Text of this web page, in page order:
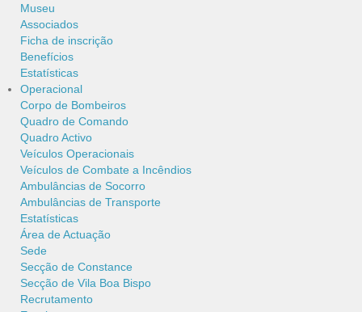
Museu
Associados
Ficha de inscrição
Benefícios
Estatísticas
Operacional
Corpo de Bombeiros
Quadro de Comando
Quadro Activo
Veículos Operacionais
Veículos de Combate a Incêndios
Ambulâncias de Socorro
Ambulâncias de Transporte
Estatísticas
Área de Actuação
Sede
Secção de Constance
Secção de Vila Boa Bispo
Recrutamento